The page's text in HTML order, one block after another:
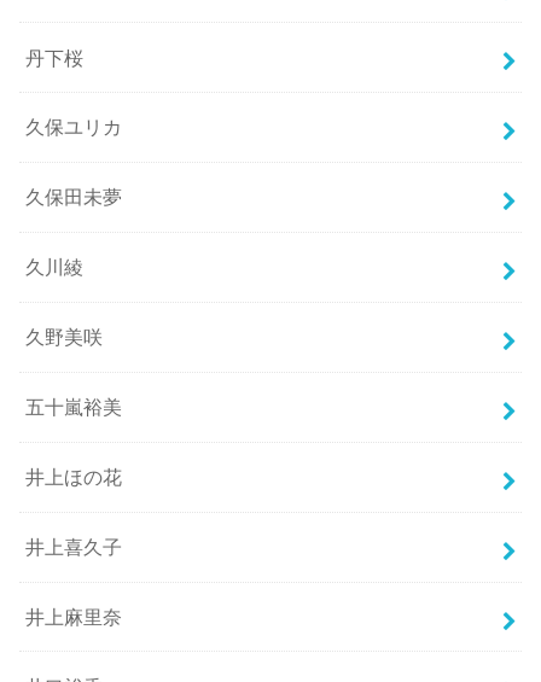
丹下桜
久保ユリカ
久保田未夢
久川綾
久野美咲
五十嵐裕美
井上ほの花
井上喜久子
井上麻里奈